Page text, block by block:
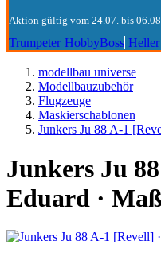
Aktion gültig vom 24.07. bis
Trumpeter HobbyBoss
modellbau universe
Modellbauzubehör
Flugzeuge
Maskierschablonen
Junkers Ju 88 A-1
Junkers Ju
Eduard ·